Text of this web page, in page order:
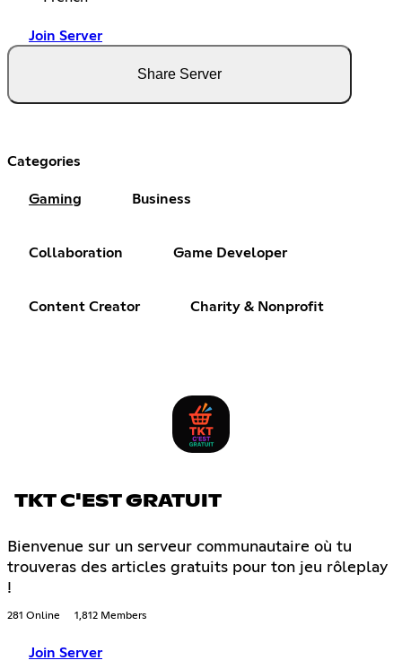
Join Server
Share Server
Categories
Gaming Business
Collaboration Game Developer
Content Creator Charity & Nonprofit
TKT C'EST GRATUIT
Bienvenue sur un serveur communautaire où tu
trouveras des articles gratuits pour ton jeu rôleplay
!
281 Online 1,812 Members
Join Server